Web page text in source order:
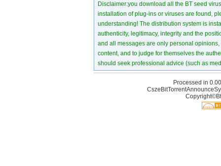
Disclaimer:you download all the BT seed
installation of plug-ins or viruses are found,
understanding! The distribution system is
authenticity, legitimacy, integrity and the
and all messages are only personal
content, and to judge for themselves the
should seek professional advice (such as
Processed in